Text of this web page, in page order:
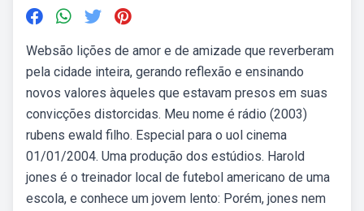
Websão lições de amor e de amizade que reverberam
pela cidade inteira, gerando reflexão e ensinando
novos valores àqueles que estavam presos em suas
convicções distorcidas. Meu nome é rádio (2003)
rubens ewald filho. Especial para o uol cinema
01/01/2004. Uma produção dos estúdios. Harold
jones é o treinador local de futebol americano de uma
escola, e conhece um jovem lento: Porém, jones nem